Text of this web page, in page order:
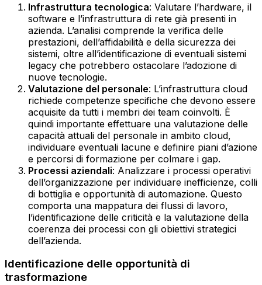
Infrastruttura tecnologica: Valutare l’hardware, il
software e l’infrastruttura di rete già presenti in
azienda. L’analisi comprende la verifica delle
prestazioni, dell’affidabilità e della sicurezza dei
sistemi, oltre all’identificazione di eventuali sistemi
legacy che potrebbero ostacolare l’adozione di
nuove tecnologie.
Valutazione del personale: L’infrastruttura cloud
richiede competenze specifiche che devono essere
acquisite da tutti i membri dei team coinvolti. È
quindi importante effettuare una valutazione delle
capacità attuali del personale in ambito cloud,
individuare eventuali lacune e definire piani d’azione
e percorsi di formazione per colmare i gap.
Processi aziendali: Analizzare i processi operativi
dell’organizzazione per individuare inefficienze, colli
di bottiglia e opportunità di automazione. Questo
comporta una mappatura dei flussi di lavoro,
l’identificazione delle criticità e la valutazione della
coerenza dei processi con gli obiettivi strategici
dell’azienda.
Identificazione delle opportunità di
trasformazione